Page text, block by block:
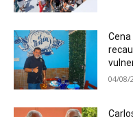
04/08/